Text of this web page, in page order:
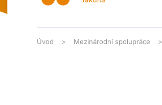
Úvod Mezinárodní spolupráce